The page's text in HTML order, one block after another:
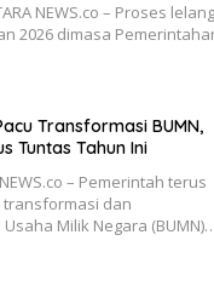
NEWS.co – Proses lelang
2026 dimasa
Transformasi BUMN,
Tuntas Tahun Ini
– Pemerintah terus
dan
Milik Negara